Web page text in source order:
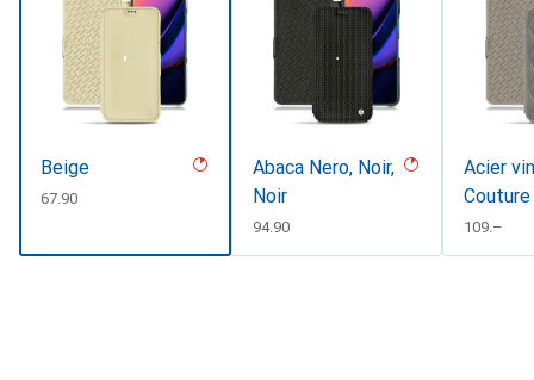
Beige
CHF
67.90
Abaca Nero, Noir,
Noir
CHF
94.90
Acier
Couture
CHF
109.–